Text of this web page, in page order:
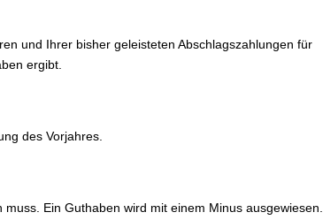
und Ihrer bisher geleisteten Abschlagszahlungen für
ergibt.
des Vorjahres.
Ein Guthaben wird mit einem Minus ausgewiesen.